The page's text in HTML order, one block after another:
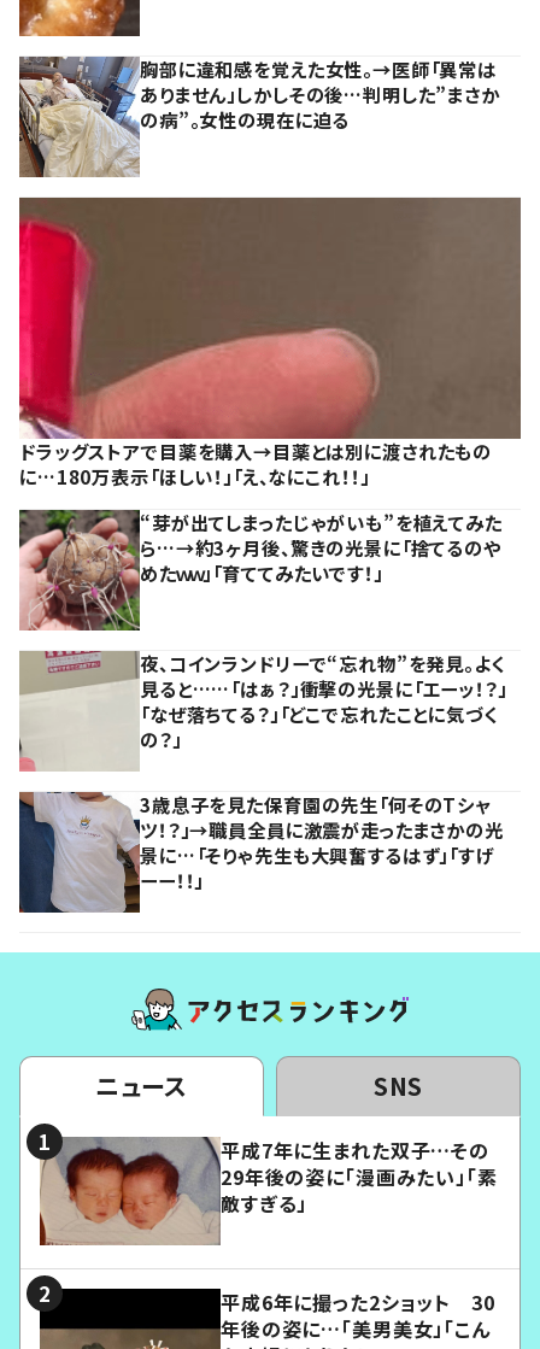
胸部に違和感を覚えた女性。→医師「異常は
ありません」しかしその後…判明した”まさか
の病”。女性の現在に迫る
ドラッグストアで目薬を購入→目薬とは別に渡されたもの
に…180万表示「ほしい！」「え、なにこれ！！」
“芽が出てしまったじゃがいも”を植えてみた
ら…→約3ヶ月後、驚きの光景に「捨てるのや
めたｗｗ」「育ててみたいです！」
夜、コインランドリーで“忘れ物”を発見。よく
見ると……「はぁ？」衝撃の光景に「エーッ！？」
「なぜ落ちてる？」「どこで忘れたことに気づく
の？」
3歳息子を見た保育園の先生「何そのTシャ
ツ！？」→職員全員に激震が走ったまさかの光
景に…「そりゃ先生も大興奮するはず」「すげ
ーー！！」
ニュース SNS
平成7年に生まれた双子…その
29年後の姿に「漫画みたい」「素
敵すぎる」
平成6年に撮った2ショット 30
年後の姿に…「美男美女」「こん